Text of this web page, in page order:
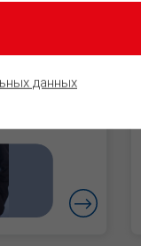
в данных